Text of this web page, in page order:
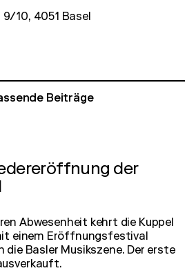
10, 4051 Basel
Beiträge
der
Abwesenheit kehrt die Kuppel
einem Eröffnungsfestival
die Basler Musikszene. Der erste